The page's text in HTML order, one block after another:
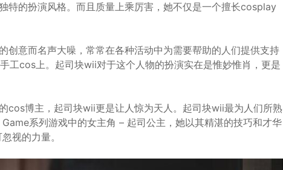
特的扮演风格。而且质量上乘厉害，她不仅是一个擅长cosplay
创意而名声大噪，常常在各种活动中为需要帮助的人们提供支持
工cos上。起司块wii对于这个人物的扮演实在是惟妙惟肖，更是
cos博主，起司块wii更是让人惊为天人。起司块wii最为人们所熟
系列游戏中的女主角 – 起司公主，她以其精湛的技巧和才华
视的力量。